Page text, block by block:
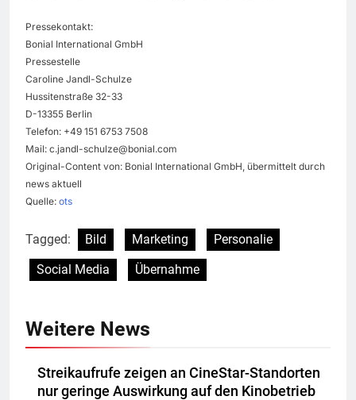
Pressekontakt:
Bonial International GmbH
Pressestelle
Caroline Jandl-Schulze
Hussitenstraße 32-33
D-13355 Berlin
Telefon: +49 151 6753 7508
Mail: c.jandl-schulze@bonial.com
Original-Content von: Bonial International GmbH, übermittelt durch
news aktuell
Quelle: ots
Tagged: Bild Marketing
Personalie
Social Media
Übernahme
Weitere News
Streikaufrufe zeigen an CineStar-Standorten
nur geringe Auswirkung auf den Kinobetrieb